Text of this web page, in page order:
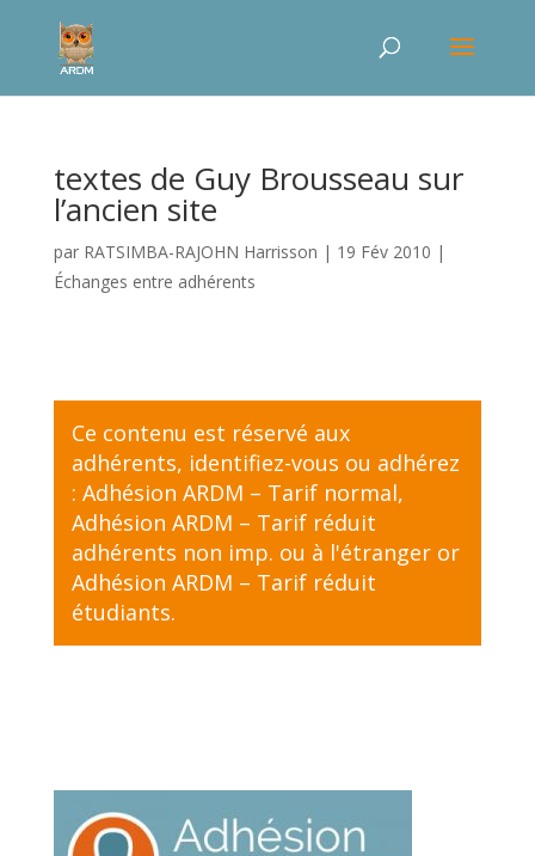
textes de Guy Brousseau sur
l’ancien site
par RATSIMBA-RAJOHN Harrisson | 19 Fév 2010 |
Échanges entre adhérents
Ce contenu est réservé aux
adhérents, identifiez-vous ou adhérez
: Adhésion ARDM – Tarif normal,
Adhésion ARDM – Tarif réduit
adhérents non imp. ou à l'étrangeror
Adhésion ARDM – Tarif réduit
étudiants.